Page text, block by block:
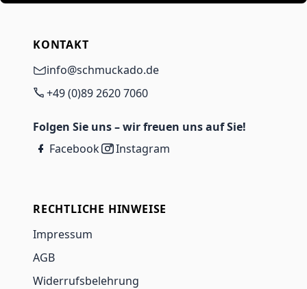
KONTAKT
info@schmuckado.de
+49 (0)89 2620 7060
Folgen Sie uns – wir freuen uns auf Sie!
Facebook
Instagram
RECHTLICHE HINWEISE
Impressum
AGB
Widerrufsbelehrung